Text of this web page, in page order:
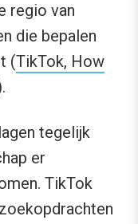
regio van
die bepalen
(TikTok, How
tegelijk
er
TikTok